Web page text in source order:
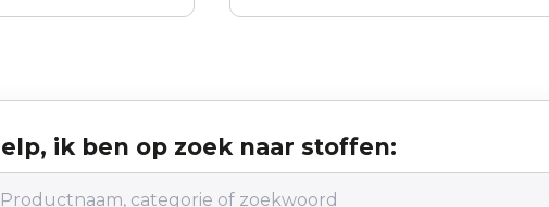
ik ben op zoek naar stoffen: